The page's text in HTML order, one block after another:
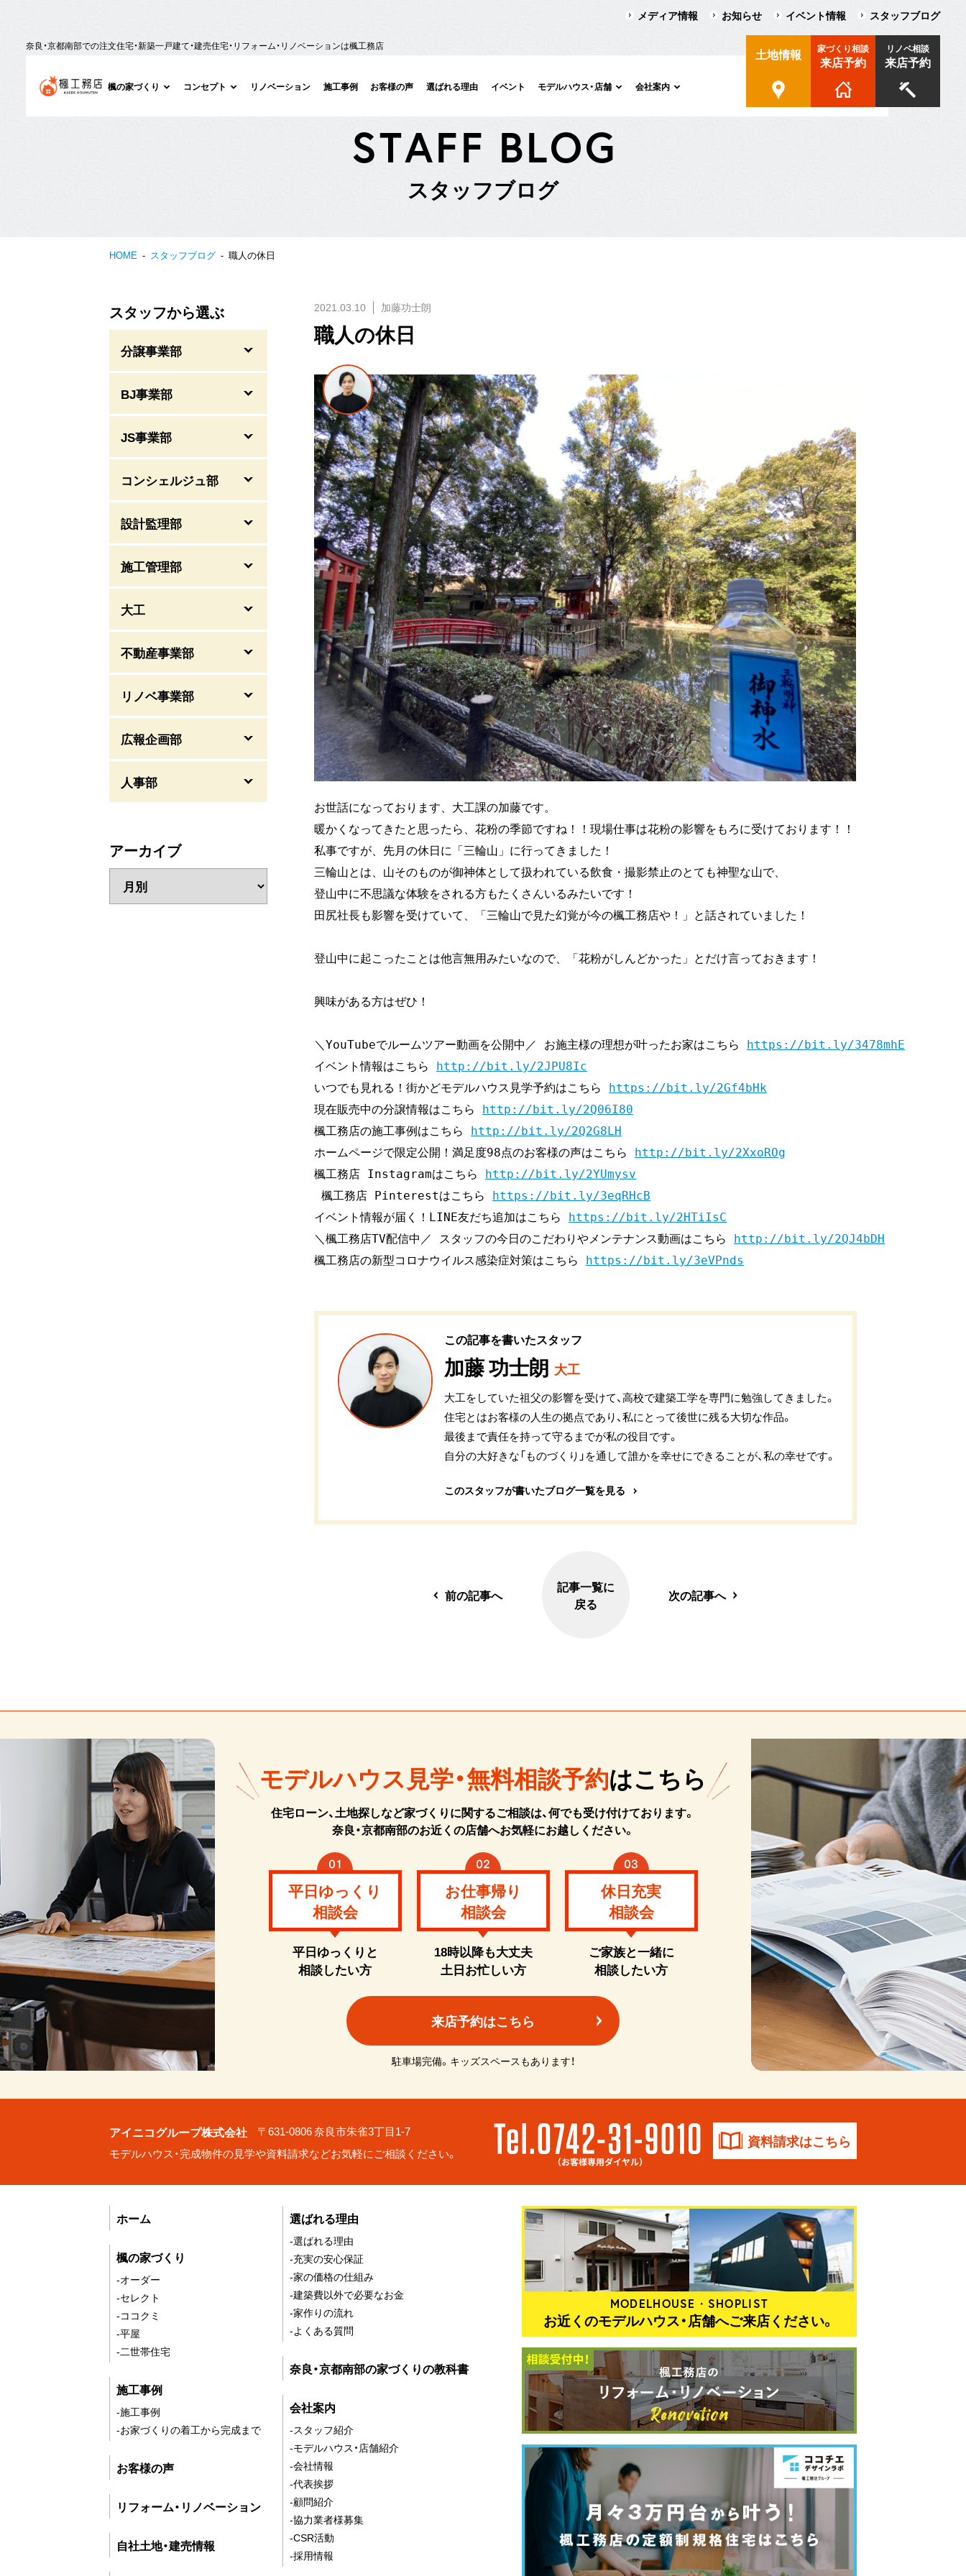
奈良・京都南部での注文住宅・新築一戸建て・建売住宅・リフォーム・リノベーションは楓工務店
楓の家づくり コンセプト リノベーション 施工事例 お客様の声 選ばれる理由 イベント モデルハウス・店舗 会社案内
土地情報 家づくり相談
来店予約
リノベ相談
来店予約
メディア情報 お知らせ イベント情報 スタッフブログ
STAFF BLOG
スタッフブログ
HOME スタッフブログ 職人の休日
2021.03.10 加藤功士朗
職人の休日
お世話になっております、大工課の加藤です。
暖かくなってきたと思ったら、花粉の季節ですね！！現場仕事は花粉の影響をもろに受けております！！
私事ですが、先月の休日に「三輪山」に行ってきました！
三輪山とは、山そのものが御神体として扱われている飲食・撮影禁止のとても神聖な山で、
登山中に不思議な体験をされる方もたくさんいるみたいです！
田尻社長も影響を受けていて、「三輪山で見た幻覚が今の楓工務店や！」と話されていました！
登山中に起こったことは他言無用みたいなので、「花粉がしんどかった」とだけ言っておきます！
興味がある方はぜひ！
＼YouTubeでルームツアー動画を公開中／ お施主様の理想が叶ったお家はこちら https://bit.ly/3478mhE
イベント情報はこちら http://bit.ly/2JPU8Ic
いつでも見れる！街かどモデルハウス見学予約はこちら https://bit.ly/2Gf4bHk
現在販売中の分譲情報はこちら http://bit.ly/2Q06I80
楓工務店の施工事例はこちら http://bit.ly/2Q2G8LH
ホームページで限定公開！満足度98点のお客様の声はこちら http://bit.ly/2XxoROg
楓工務店 Instagramはこちら http://bit.ly/2YUmysv
楓工務店 Pinterestはこちら https://bit.ly/3eqRHcB
イベント情報が届く！LINE友だち追加はこちら https://bit.ly/2HTiIsC
＼楓工務店TV配信中／ スタッフの今日のこだわりやメンテナンス動画はこちら http://bit.ly/2QJ4bDH
楓工務店の新型コロナウイルス感染症対策はこちら https://bit.ly/3eVPnds
この記事を書いたスタッフ
加藤 功士朗 大工
大工をしていた祖父の影響を受けて、高校で建築工学を専門に勉強してきました。
住宅とはお客様の人生の拠点であり、私にとって後世に残る大切な作品。
最後まで責任を持って守るまでが私の役目です。
自分の大好きな「ものづくり」を通して誰かを幸せにできることが、私の幸せです。
このスタッフが書いたブログ一覧を見る
前の記事へ
記事一覧に
戻る
次の記事へ
スタッフから選ぶ
分譲事業部
BJ事業部
JS事業部
コンシェルジュ部
設計監理部
施工管理部
大工
不動産事業部
リノベ事業部
広報企画部
人事部
アーカイブ
モデルハウス見学・無料相談予約はこちら
住宅ローン、土地探しなど家づくりに関するご相談は、何でも受け付けております。
奈良・京都南部のお近くの店舗へお気軽にお越しください。
平日ゆっくり
相談会
平日ゆっくりと
相談したい方
お仕事帰り
相談会
18時以降も大丈夫
土日お忙しい方
休日充実
相談会
ご家族と一緒に
相談したい方
来店予約はこちら
駐車場完備。キッズスペースもあります！
アイニコグループ株式会社
〒631-0806 奈良市朱雀3丁目1-7
モデルハウス・完成物件の見学や資料請求などお気軽にご相談ください。
資料請求はこちら
ホーム
楓の家づくり
-オーダー
-セレクト
-ココクミ
-平屋
-二世帯住宅
施工事例
-施工事例
-お家づくりの着工から完成まで
お客様の声
リフォーム・リノベーション
自社土地・建売情報
選ばれる理由
-選ばれる理由
-充実の安心保証
-家の価格の仕組み
-建築費以外で必要なお金
-家作りの流れ
-よくある質問
奈良・京都南部の家づくりの教科書
会社案内
-スタッフ紹介
-モデルハウス・店舗紹介
-会社情報
-代表挨拶
-顧問紹介
-協力業者様募集
-CSR活動
-採用情報
MODELHOUSE・SHOPLIST
お近くのモデルハウス・店舗へご来店ください。